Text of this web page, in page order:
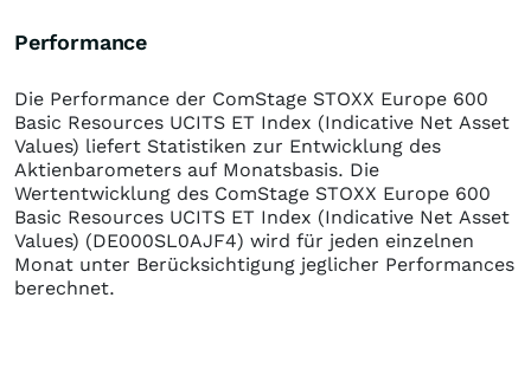
Performance
Die Performance der ComStage STOXX Europe 600
Basic Resources UCITS ET Index (Indicative Net Asset
Values) liefert Statistiken zur Entwicklung des
Aktienbarometers auf Monatsbasis. Die
Wertentwicklung des ComStage STOXX Europe 600
Basic Resources UCITS ET Index (Indicative Net Asset
Values) (DE000SL0AJF4) wird für jeden einzelnen
Monat unter Berücksichtigung jeglicher Performances
berechnet.